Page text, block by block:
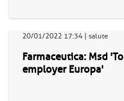
20/01/2022 17:34 | salute
Farmaceutica: Msd
employer Europa'